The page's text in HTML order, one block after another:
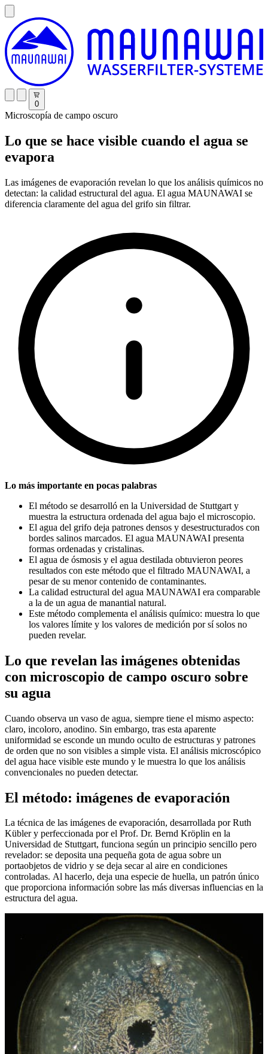
0
Microscopía de campo oscuro
Lo que se hace visible cuando el agua se
evapora
Las imágenes de evaporación revelan lo que los análisis químicos no
detectan: la calidad estructural del agua. El agua MAUNAWAI se
diferencia claramente del agua del grifo sin filtrar.
Lo más importante en pocas palabras
El método se desarrolló en la Universidad de Stuttgart y
muestra la estructura ordenada del agua bajo el microscopio.
El agua del grifo deja patrones densos y desestructurados con
bordes salinos marcados. El agua MAUNAWAI presenta
formas ordenadas y cristalinas.
El agua de ósmosis y el agua destilada obtuvieron peores
resultados con este método que el filtrado MAUNAWAI, a
pesar de su menor contenido de contaminantes.
La calidad estructural del agua MAUNAWAI era comparable
a la de un agua de manantial natural.
Este método complementa el análisis químico: muestra lo que
los valores límite y los valores de medición por sí solos no
pueden revelar.
Lo que revelan las imágenes obtenidas
con microscopio de campo oscuro sobre
su agua
Cuando observa un vaso de agua, siempre tiene el mismo aspecto:
claro, incoloro, anodino. Sin embargo, tras esta aparente
uniformidad se esconde un mundo oculto de estructuras y patrones
de orden que no son visibles a simple vista. El análisis microscópico
del agua hace visible este mundo y le muestra lo que los análisis
convencionales no pueden detectar.
El método: imágenes de evaporación
La técnica de las imágenes de evaporación, desarrollada por Ruth
Kübler y perfeccionada por el Prof. Dr. Bernd Kröplin en la
Universidad de Stuttgart, funciona según un principio sencillo pero
revelador: se deposita una pequeña gota de agua sobre un
portaobjetos de vidrio y se deja secar al aire en condiciones
controladas. Al hacerlo, deja una especie de huella, un patrón único
que proporciona información sobre las más diversas influencias en la
estructura del agua.